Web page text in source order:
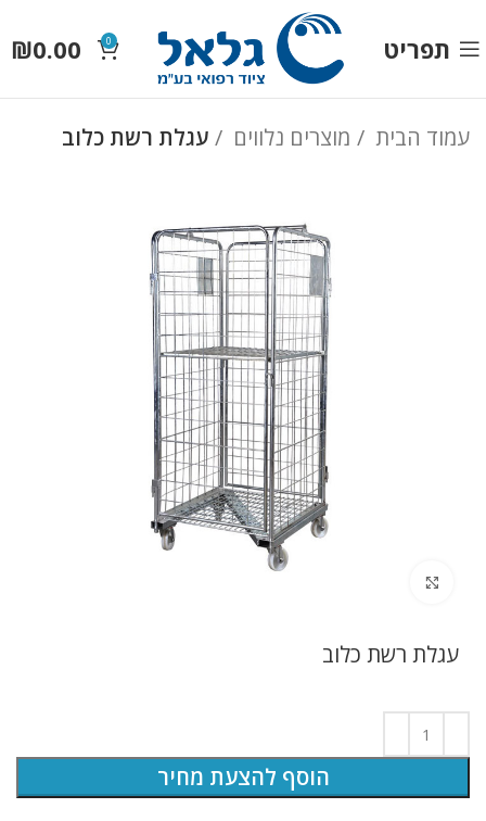
תפריט 0
₪0.00
עמוד הבית מוצרים נלווים עגלת רשת כלוב
עגלת רשת כלוב
הוסף להצעת מחיר